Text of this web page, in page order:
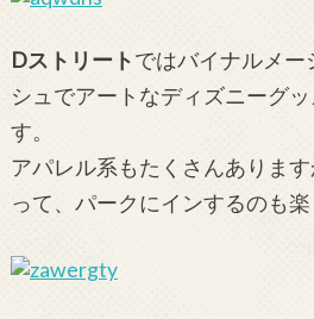
Dストリートではバイナルメー
シュでアートなディズニーグ
す。
アパレル系もたくさんありま
って、パークにインするのも楽